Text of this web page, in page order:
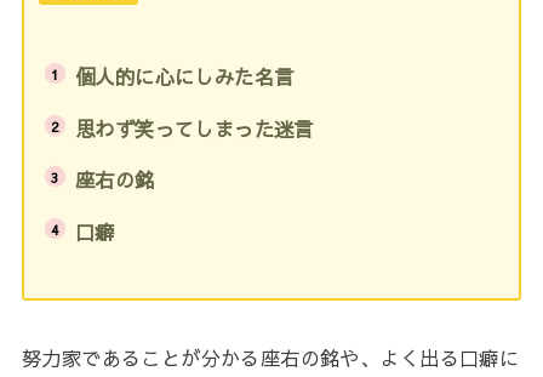
個人的に心にしみた名言
思わず笑ってしまった迷言
座右の銘
口癖
努力家であることが分かる座右の銘や、よく出る口癖に